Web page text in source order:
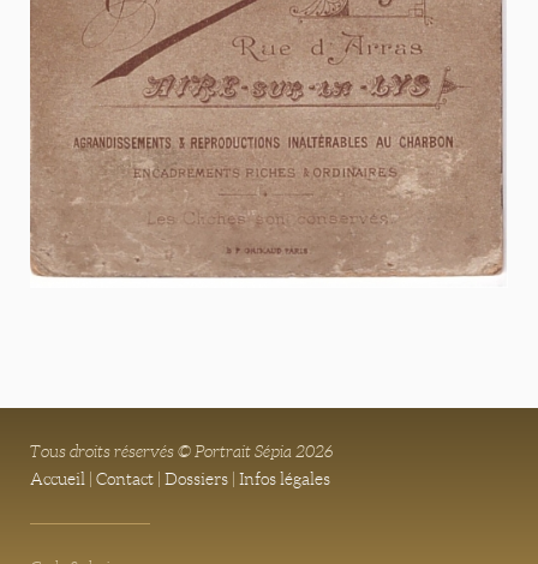
Tous droits réservés © Portrait Sépia 2026
Accueil
Contact Dossiers Infos légales